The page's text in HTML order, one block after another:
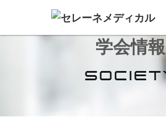
学会情報